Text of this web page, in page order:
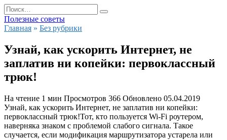
Перейти
к
содержанию
Search
for:
Полезные советы
Главная » Без рубрики
Узнай, как ускорить Интернет, не
заплатив ни копейки: первоклассный
трюк!
На чтение 1 мин Просмотров 366 Обновлено 05.04.2019
Узнай, как ускорить Интернет, не заплатив ни копейки:
первоклассный трюк!Тот, кто пользуется Wi-Fi роутером,
наверняка знаком с проблемой слабого сигнала. Такое
случается, если модификация маршрутизатора устарела или